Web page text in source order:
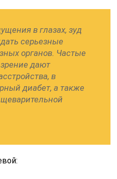
в глазах, зуд
серьезные
органов. Частые
дают
в
диабет, а также